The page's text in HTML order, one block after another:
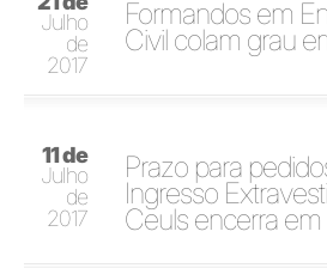
Julho
de
2017
Formandos em
Civil colam grau
11 de
Julho
de
2017
Prazo para
Ingresso
Ceuls encerra